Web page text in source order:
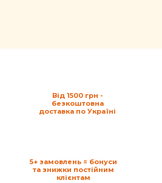
Від 1500 грн -
безкоштовна
доставка по Україні
5+ замовлень = бонуси
та знижки постійним
клієнтам